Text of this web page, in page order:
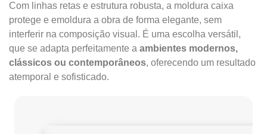
Com linhas retas e estrutura robusta, a moldura caixa
protege e emoldura a obra de forma elegante, sem
interferir na composição visual. É uma escolha versátil,
que se adapta perfeitamente a ambientes modernos,
clássicos ou contemporâneos, oferecendo um resultado
atemporal e sofisticado.